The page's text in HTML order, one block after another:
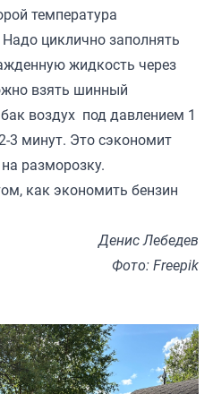
температура
циклично заполнять
жидкость через
взять шинный
воздух под давлением 1
3 минут. Это сэкономит
разморозку.
как экономить бензин
Денис Лебедев
Фото: Freepik